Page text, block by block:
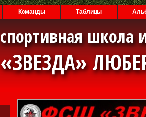
Команды Таблицы
спортивная школа
«ЗВЕЗДА»